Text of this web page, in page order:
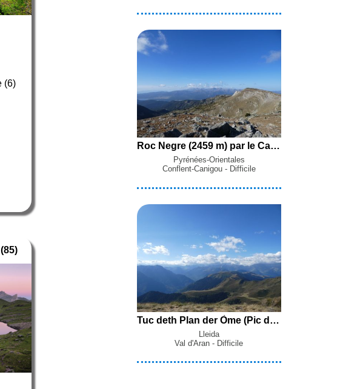
(6)
Roc Negre (2459 m) par le Camping el Manau, Montellà, la Cabane de l'Estany del Clot et le Gorg Estelat depuis Nohèdes
Pyrénées-Orientales
Conflent-Canigou - Difficile
Tuc deth Plan der Òme (Pic de Bacanère) (2193 m), Tuc d'Angost (2128 m), Cap d'Estanhs (Cap deth Còth d'Estanhs) (Plan de Montmajou) (2082 m), Tuc des Tres Corets (Tuc des Trois Courets) (1950 m) et Malh des Bessons (Cap de Bedourat) (1946 m) en boucle par le Bosquet de Saplan, le Còth de Vacanera, la Sèrra de Plansorda et le Coret de Pan depuis Bausen
Lleida
Val d'Aran - Difficile